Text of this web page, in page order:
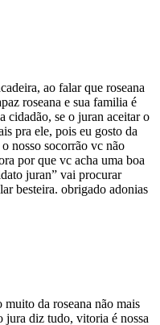
ao falar que roseana
roseana e sua familia é
cidadão, se o juran aceitar o
pra ele, pois eu gosto da
nosso socorrão vc não
por que vc acha uma boa
juran” vai procurar
besteira. obrigado adonias
muito da roseana não mais
jura diz tudo, vitoria é nossa